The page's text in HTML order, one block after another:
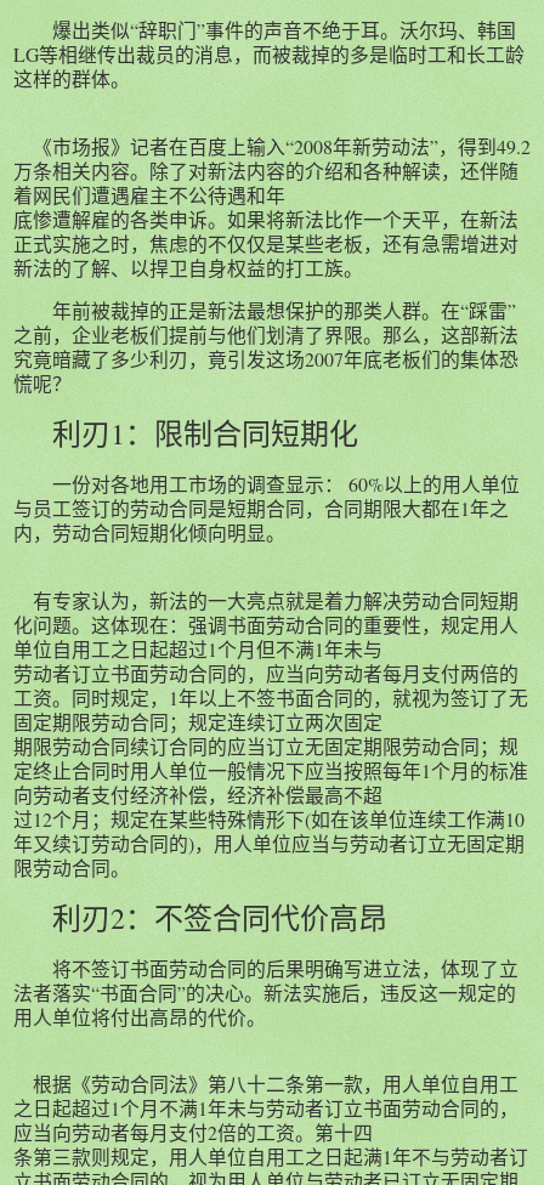
爆出类似“辞职门”事件的声音不绝于耳。沃尔玛、韩国
LG等相继传出裁员的消息，而被裁掉的多是临时工和长工龄
这样的群体。
《市场报》记者在百度上输入“2008年新劳动法”，得到49.2
万条相关内容。除了对新法内容的介绍和各种解读，还伴随
着网民们遭遇雇主不公待遇和年
底惨遭解雇的各类申诉。如果将新法比作一个天平，在新法
正式实施之时，焦虑的不仅仅是某些老板，还有急需增进对
新法的了解、以捍卫自身权益的打工族。
年前被裁掉的正是新法最想保护的那类人群。在“踩雷”
之前，企业老板们提前与他们划清了界限。那么，这部新法
究竟暗藏了多少利刃，竟引发这场2007年底老板们的集体恐
慌呢？
利刃1： 限制合同短期化
一份对各地用工市场的调查显示： 60%以上的用人单位
与员工签订的劳动合同是短期合同，合同期限大都在1年之
内，劳动合同短期化倾向明显。
有专家认为，新法的一大亮点就是着力解决劳动合同短期
化问题。这体现在：强调书面劳动合同的重要性，规定用人
单位自用工之日起超过1个月但不满1年未与
劳动者订立书面劳动合同的，应当向劳动者每月支付两倍的
工资。同时规定，1年以上不签书面合同的，就视为签订了无
固定期限劳动合同；规定连续订立两次固定
期限劳动合同续订合同的应当订立无固定期限劳动合同；规
定终止合同时用人单位一般情况下应当按照每年1个月的标准
向劳动者支付经济补偿，经济补偿最高不超
过12个月；规定在某些特殊情形下(如在该单位连续工作满10
年又续订劳动合同的)，用人单位应当与劳动者订立无固定期
限劳动合同。
利刃2： 不签合同代价高昂
将不签订书面劳动合同的后果明确写进立法，体现了立
法者落实“书面合同”的决心。新法实施后，违反这一规定的
用人单位将付出高昂的代价。
根据《劳动合同法》第八十二条第一款，用人单位自用工
之日起超过1个月不满1年未与劳动者订立书面劳动合同的，
应当向劳动者每月支付2倍的工资。第十四
条第三款则规定，用人单位自用工之日起满1年不与劳动者订